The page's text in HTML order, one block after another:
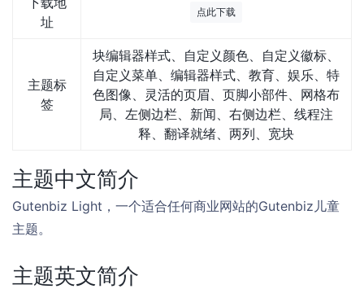
址
点此下载
主题标
签
块编辑器样式、自定义颜色、自定义徽标、
自定义菜单、编辑器样式、教育、娱乐、特
色图像、灵活的页眉、页脚小部件、网格布
局、左侧边栏、新闻、右侧边栏、线程注
释、翻译就绪、两列、宽块
主题中文简介
Gutenbiz Light，一个适合任何商业网站的Gutenbiz儿童
主题。
主题英文简介